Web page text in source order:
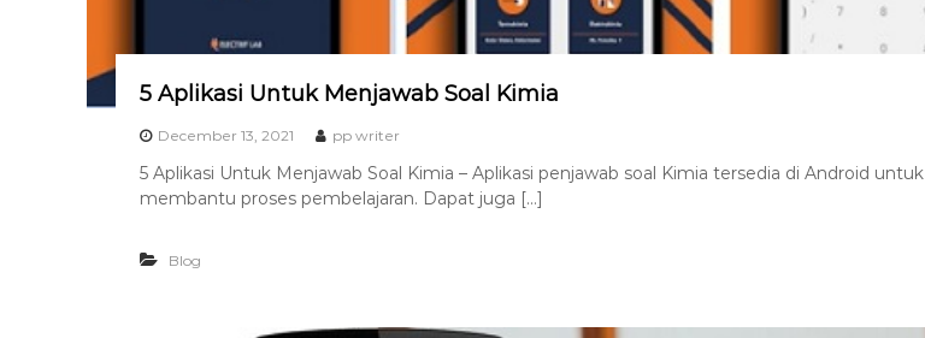
5 Aplikasi Untuk Menjawab Soal Kimia
December 13, 2021 pp writer
5 Aplikasi Untuk Menjawab Soal Kimia – Aplikasi penjawab soal Kimia tersedia di Android untuk
membantu proses pembelajaran. Dapat juga […]
Blog